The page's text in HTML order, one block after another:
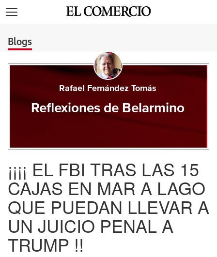
Blogs
Rafael Fernández Tomás
Reflexiones de Belarmino
¡¡¡¡ EL FBI TRAS LAS 15
CAJAS EN MAR A LAGO
QUE PUEDAN LLEVAR A
UN JUICIO PENAL A
TRUMP !!